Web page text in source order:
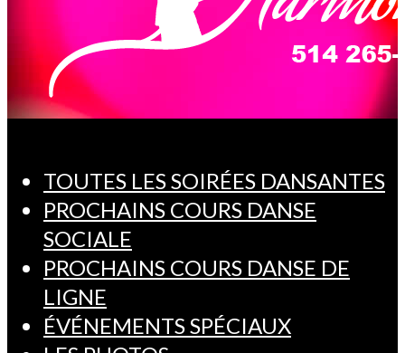
TOUTES LES SOIRÉES DANSANTES
PROCHAINS COURS DANSE
SOCIALE
PROCHAINS COURS DANSE DE
LIGNE
ÉVÉNEMENTS SPÉCIAUX